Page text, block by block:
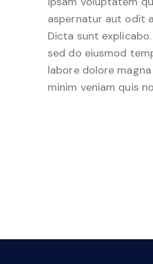
aspernatur aut odit
Dicta sunt
sed do eiusmod
labore dolore
minim veniam quis